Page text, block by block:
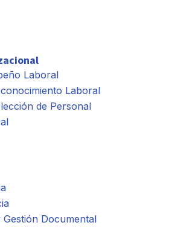
Laboral
Laboral
de Personal
Documental